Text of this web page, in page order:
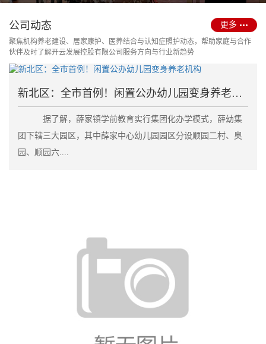
公司动态
聚焦机构养老建设、居家康护、医养结合与认知症照护动态，帮助家庭与合作
伙伴及时了解开云发展控股有限公司服务方向与行业新趋势
更多
新北区：全市首例！闲置公办幼儿园变身养老机构
据了解，薛家镇学前教育实行集团化办学模式，薛幼集
团下辖三大园区，其中薛家中心幼儿园园区分设顺园二村、奥
园、顺园六....